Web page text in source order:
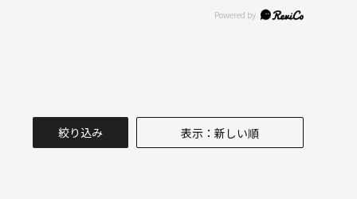
絞り込み 表示：新しい順